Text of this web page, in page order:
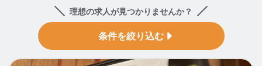
理想の求人が見つかりませんか？
条件を絞り込む